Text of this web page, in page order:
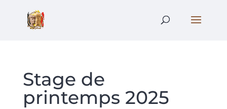
Stage de
printemps 2025